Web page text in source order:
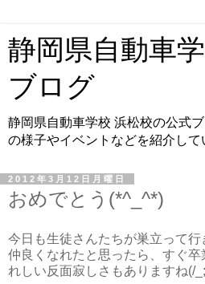
静岡県自動車
ブログ
静岡県自動車学校 浜松校の公式
の様子やイベントなどを紹介して
2012年3月12日月曜日
おめでとう(*^_^*)
今日も生徒さんたちが巣立って行
仲良くなれたと思ったら、すぐ卒
れしい反面寂しさもありますね(/